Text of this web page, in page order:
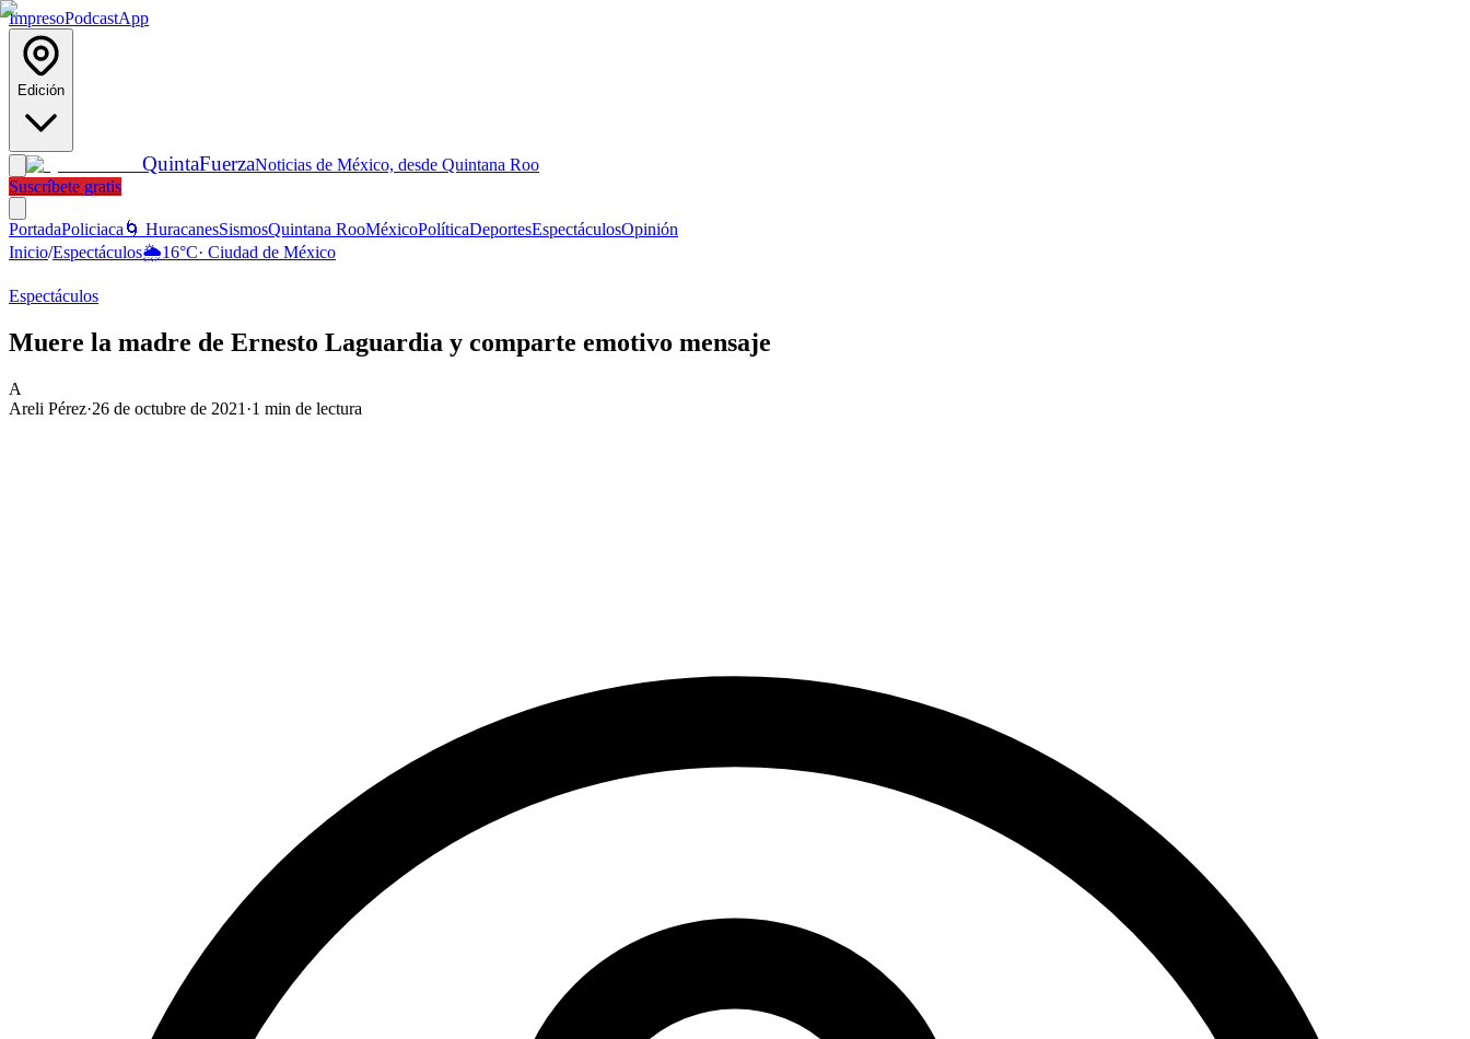
ImpresoPodcastApp
Edición
QuintaFuerzaNoticias de México, desde Quintana Roo
Suscríbete gratis
PortadaPoliciaca 🌀 HuracanesSismosQuintana RooMéxicoPolíticaDeportesEspectáculosOpinión
Inicio/Espectáculos🌦️16°C· Ciudad de México
Espectáculos
Muere la madre de Ernesto Laguardia y comparte emotivo mensaje
A
Areli Pérez·26 de octubre de 2021 ·1 min de lectura